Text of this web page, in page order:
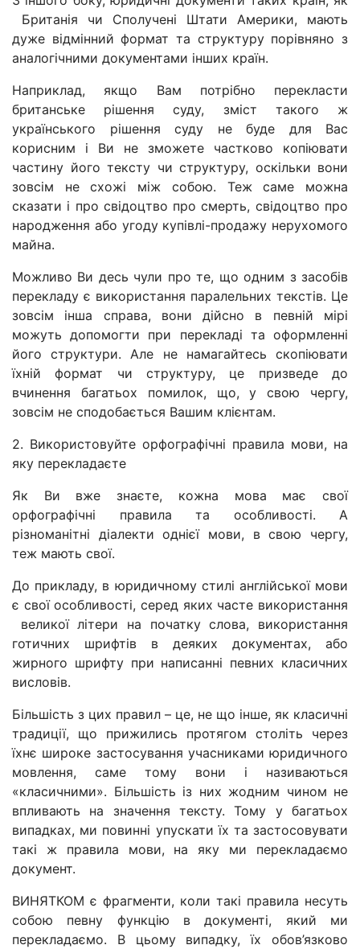
Британія чи Сполучені Штати Америки, мають
дуже відмінний формат та структуру порівняно з
аналогічними документами інших країн.
Наприклад, якщо Вам потрібно перекласти
британське рішення суду, зміст такого ж
українського рішення суду не буде для Вас
корисним і Ви не зможете частково копіювати
частину його тексту чи структуру, оскільки вони
зовсім не схожі між собою. Теж саме можна
сказати і про свідоцтво про смерть, свідоцтво про
народження або угоду купівлі-продажу нерухомого
майна.
Можливо Ви десь чули про те, що одним з засобів
перекладу є використання паралельних текстів. Це
зовсім інша справа, вони дійсно в певній мірі
можуть допомогти при перекладі та оформленні
його структури. Але не намагайтесь скопіювати
їхній формат чи структуру, це призведе до
вчинення багатьох помилок, що, у свою чергу,
зовсім не сподобається Вашим клієнтам.
2. Використовуйте орфографічні правила мови, на
яку перекладаєте
Як Ви вже знаєте, кожна мова має свої
орфографічні правила та особливості. А
різноманітні діалекти однієї мови, в свою чергу,
теж мають свої.
До прикладу, в юридичному стилі англійської мови
є свої особливості, серед яких часте використання
великої літери на початку слова, використання
готичних шрифтів в деяких документах, або
жирного шрифту при написанні певних класичних
висловів.
Більшість з цих правил – це, не що інше, як класичні
традиції, що прижились протягом століть через
їхнє широке застосування учасниками юридичного
мовлення, саме тому вони і називаються
«класичними». Більшість із них жодним чином не
впливають на значення тексту. Тому у багатьох
випадках, ми повинні упускати їх та застосовувати
такі ж правила мови, на яку ми перекладаємо
документ.
ВИНЯТКОМ є фрагменти, коли такі правила несуть
собою певну функцію в документі, який ми
перекладаємо. В цьому випадку, їх обов’язково